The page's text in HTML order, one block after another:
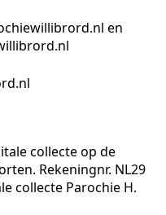
en
collecte op de
Rekeningnr. NL29
collecte Parochie H.